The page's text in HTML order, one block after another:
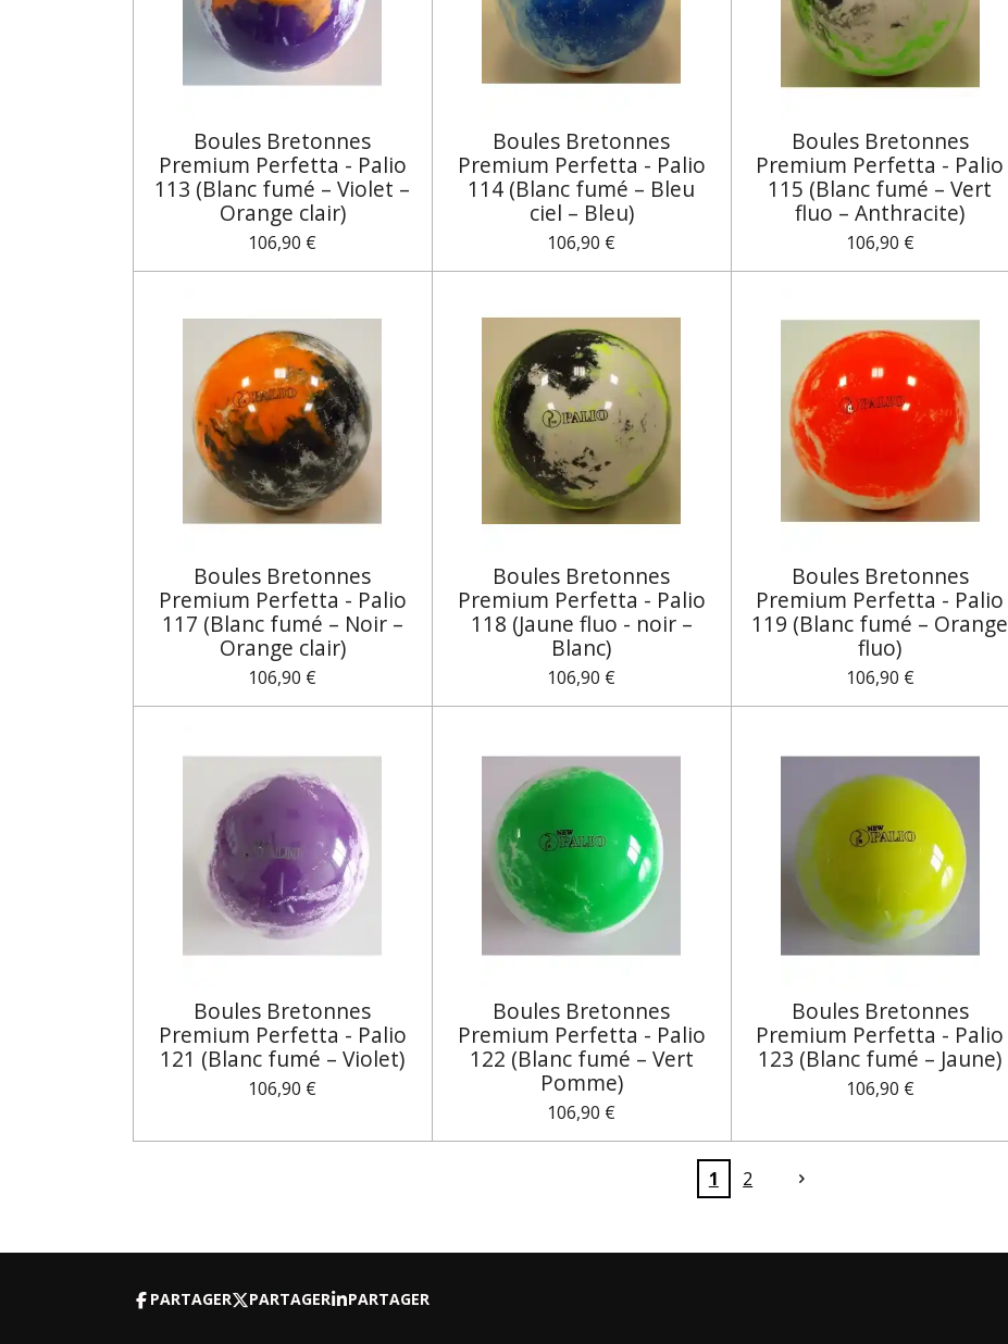
Boules Bretonnes
Premium Perfetta - Palio
113 (Blanc fumé – Violet –
Orange clair)
106,90 €
Boules Bretonnes
Premium Perfetta - Palio
114 (Blanc fumé – Bleu
ciel – Bleu)
106,90 €
Boules Bretonnes
Premium Perfetta - Palio
115 (Blanc fumé – Vert
fluo – Anthracite)
106,90 €
Boules Bretonnes
Premium Perfetta - Palio
117 (Blanc fumé – Noir –
Orange clair)
106,90 €
Boules Bretonnes
Premium Perfetta - Palio
118 (Jaune fluo - noir –
Blanc)
106,90 €
Boules Bretonnes
Premium Perfetta - Palio
119 (Blanc fumé – Orange
fluo)
106,90 €
Boules Bretonnes
Premium Perfetta - Palio
121 (Blanc fumé – Violet)
106,90 €
Boules Bretonnes
Premium Perfetta - Palio
122 (Blanc fumé – Vert
Pomme)
106,90 €
Boules Bretonnes
Premium Perfetta - Palio
123 (Blanc fumé – Jaune)
106,90 €
1 2
PARTAGER PARTAGER PARTAGER